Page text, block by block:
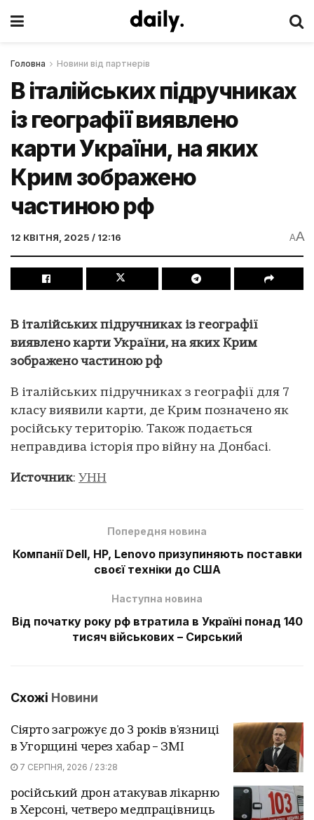
Головна Новини від партнерів
В італійських підручниках
із географії виявлено
карти України, на яких
Крим зображено
частиною рф
12 КВІТНЯ, 2025 / 12:16 AA
В італійських підручниках із географії
виявлено карти України, на яких Крим
зображено частиною рф
В італійських підручниках з географії для 7
класу виявили карти, де Крим позначено як
російську територію. Також подається
неправдива історія про війну на Донбасі.
Источник: УНН
Попередня новина
Компанії Dell, HP, Lenovo призупиняють поставки
своєї техніки до США
Наступна новина
Від початку року рф втратила в Україні понад 140
тисяч військових – Сирський
Схожі Новини
Сіярто загрожує до 3 років в'язниці
в Угорщині через хабар – ЗМІ
7 СЕРПНЯ, 2026 / 23:28
російський дрон атакував лікарню
в Херсоні, четверо медпрацівниць